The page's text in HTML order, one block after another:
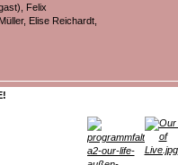
Felix
Elise Reichardt,